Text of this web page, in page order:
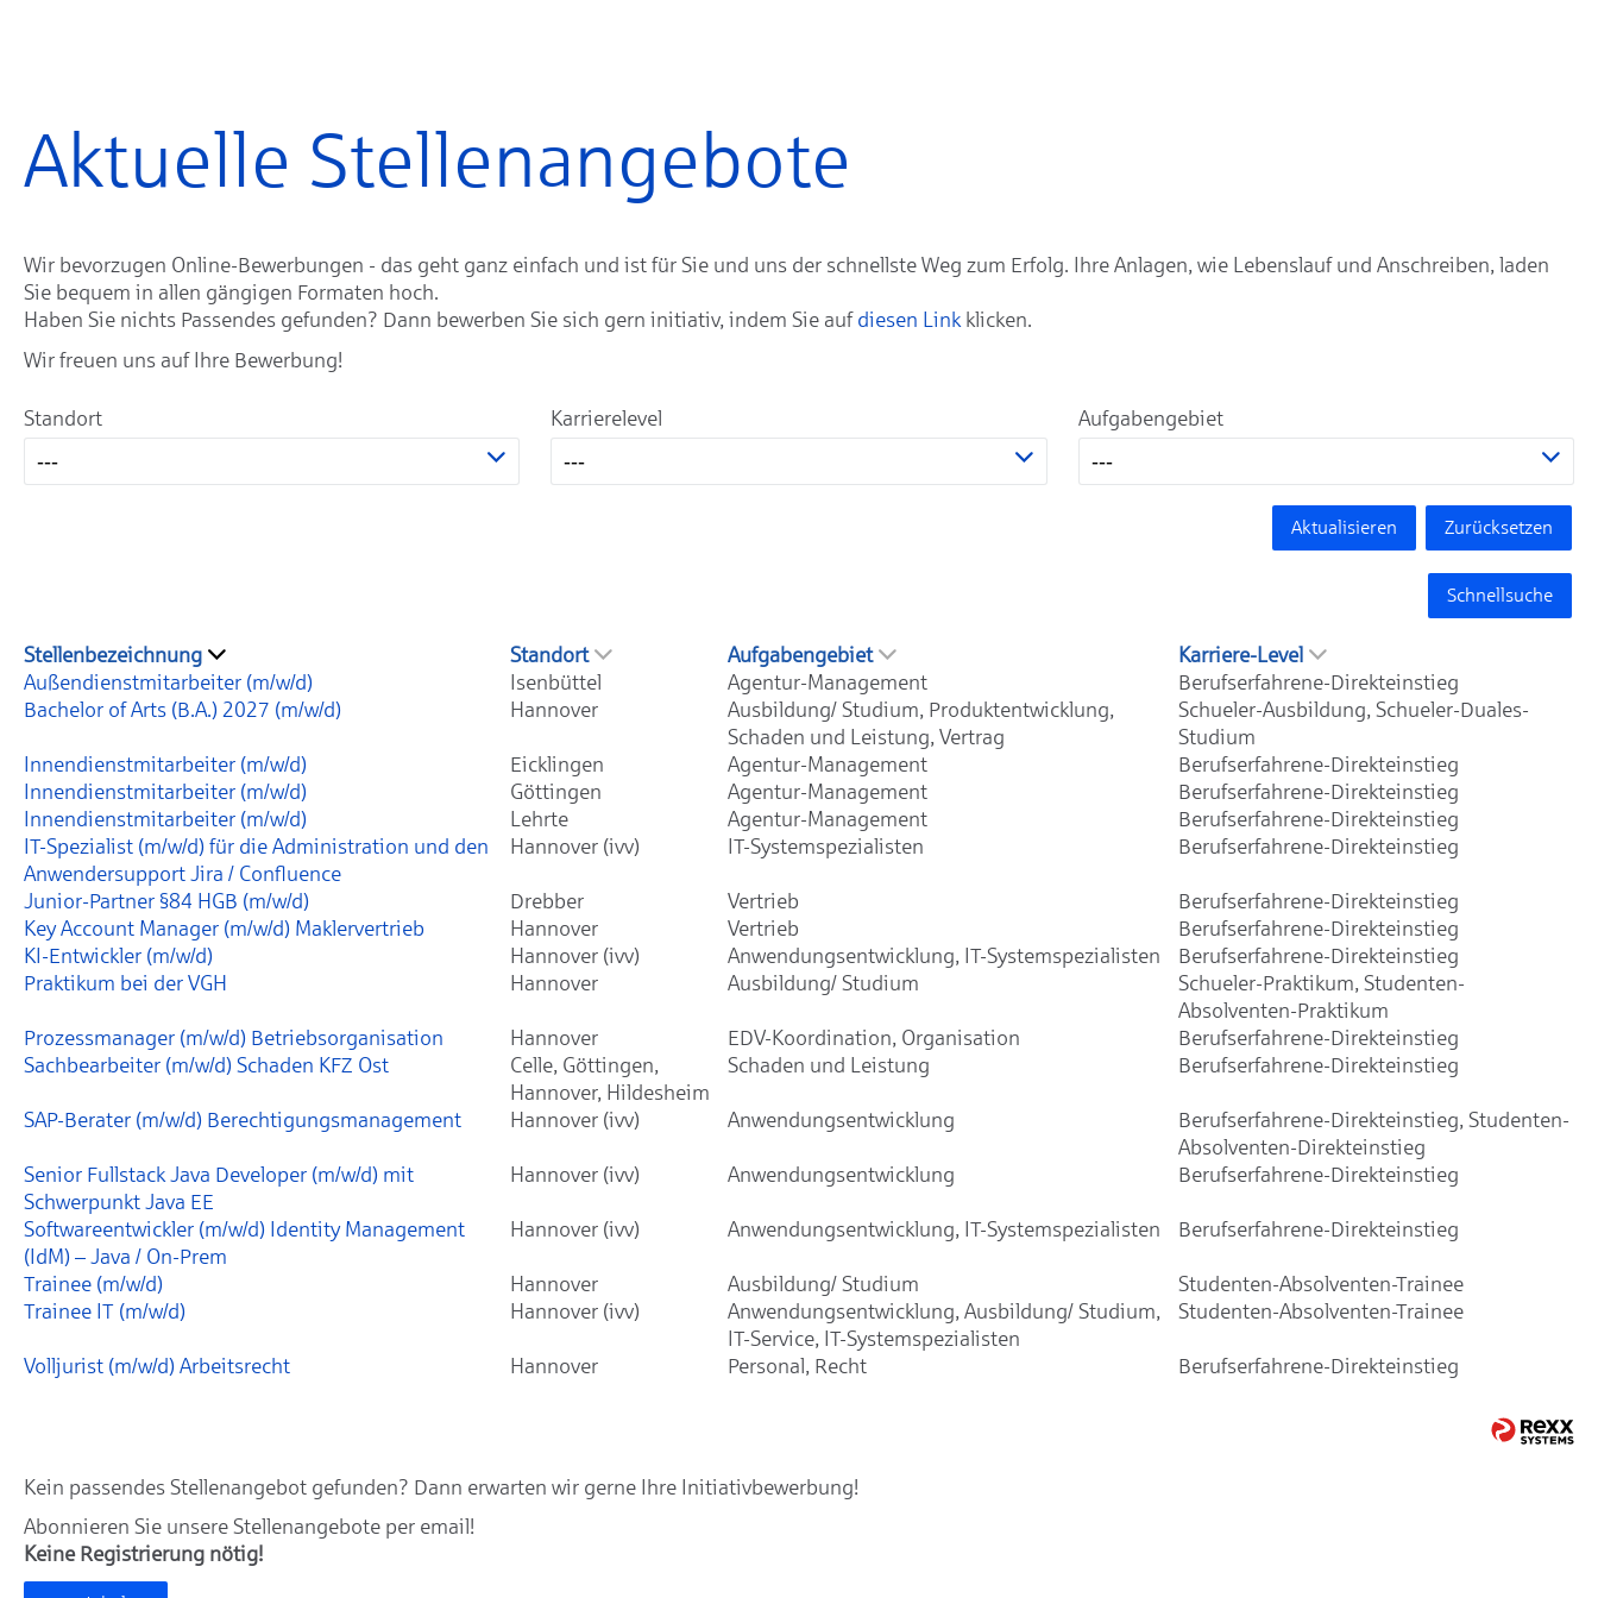
Aktuelle Stellenangebote
Wir bevorzugen Online-Bewerbungen - das geht ganz einfach und ist für Sie und uns der schnellste Weg zum Erfolg. Ihre Anlagen, wie Lebenslauf und Anschreiben, laden
Sie bequem in allen gängigen Formaten hoch.
Haben Sie nichts Passendes gefunden? Dann bewerben Sie sich gern initiativ, indem Sie auf diesen Linkklicken.
Wir freuen uns auf Ihre Bewerbung!
Standort
---
Karrierelevel
---
Aufgabengebiet
---
Aktualisieren Zurücksetzen
Schnellsuche
Stellenbezeichnung Standort Aufgabengebiet
Karriere-Level
Außendienstmitarbeiter (m/w/d)
Isenbüttel Agentur-Management
Berufserfahrene-Direkteinstieg
Bachelor of Arts (B.A.) 2027 (m/w/d)
Hannover
Ausbildung/ Studium, Produktentwicklung,
Schaden und Leistung, Vertrag
Schueler-Ausbildung, Schueler-Duales-
Studium
Innendienstmitarbeiter (m/w/d)
Eicklingen Agentur-Management
Berufserfahrene-Direkteinstieg
Innendienstmitarbeiter (m/w/d)
Göttingen Agentur-Management
Berufserfahrene-Direkteinstieg
Innendienstmitarbeiter (m/w/d)
Lehrte Agentur-Management
Berufserfahrene-Direkteinstieg
IT-Spezialist (m/w/d) für die Administration und den
Anwendersupport Jira / Confluence
Hannover (ivv) IT-Systemspezialisten Berufserfahrene-Direkteinstieg
Junior-Partner §84 HGB (m/w/d) Drebber Vertrieb
Berufserfahrene-Direkteinstieg
Key Account Manager (m/w/d) Maklervertrieb
Hannover Vertrieb
Berufserfahrene-Direkteinstieg
KI-Entwickler (m/w/d)
Hannover (ivv) Anwendungsentwicklung, IT-Systemspezialisten
Berufserfahrene-Direkteinstieg
Praktikum bei der VGH
Hannover Ausbildung/ Studium
Schueler-Praktikum, Studenten-
Absolventen-Praktikum
Prozessmanager (m/w/d) Betriebsorganisation
Hannover EDV-Koordination, Organisation
Berufserfahrene-Direkteinstieg
Sachbearbeiter (m/w/d) Schaden KFZ Ost
Celle, Göttingen,
Hannover, Hildesheim
Schaden und Leistung Berufserfahrene-Direkteinstieg
SAP-Berater (m/w/d) Berechtigungsmanagement Hannover (ivv) Anwendungsentwicklung
Berufserfahrene-Direkteinstieg, Studenten-
Absolventen-Direkteinstieg
Senior Fullstack Java Developer (m/w/d) mit
Schwerpunkt Java EE
Hannover (ivv) Anwendungsentwicklung Berufserfahrene-Direkteinstieg
Softwareentwickler (m/w/d) Identity Management
(IdM) – Java / On-Prem
Hannover (ivv) Anwendungsentwicklung, IT-Systemspezialisten Berufserfahrene-Direkteinstieg
Trainee (m/w/d) Hannover Ausbildung/ Studium
Studenten-Absolventen-Trainee
Trainee IT (m/w/d)
Hannover (ivv)
Anwendungsentwicklung, Ausbildung/ Studium,
IT-Service, IT-Systemspezialisten
Studenten-Absolventen-Trainee
Volljurist (m/w/d) Arbeitsrecht Hannover Personal, Recht Berufserfahrene-Direkteinstieg
Kein passendes Stellenangebot gefunden? Dann erwarten wir gerne Ihre Initiativbewerbung!
Abonnieren Sie unsere Stellenangebote per email!
Keine Registrierung nötig!